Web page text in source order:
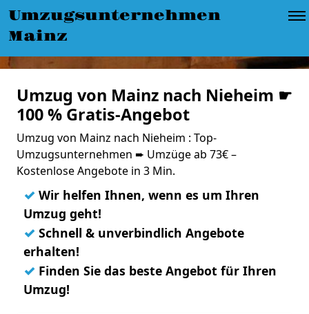
Umzugsunternehmen
Mainz
Umzug von Mainz nach Nieheim ☛
100 % Gratis-Angebot
Umzug von Mainz nach Nieheim : Top-
Umzugsunternehmen ➨ Umzüge ab 73€ –
Kostenlose Angebote in 3 Min.
✓ Wir helfen Ihnen, wenn es um Ihren
Umzug geht!
✓ Schnell & unverbindlich Angebote
erhalten!
✓ Finden Sie das beste Angebot für Ihren
Umzug!